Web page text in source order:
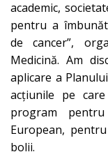
academic,
pentru a
de cancer”,
Medicină. Am
aplicare a
acțiunile pe
program
European,
bolii.